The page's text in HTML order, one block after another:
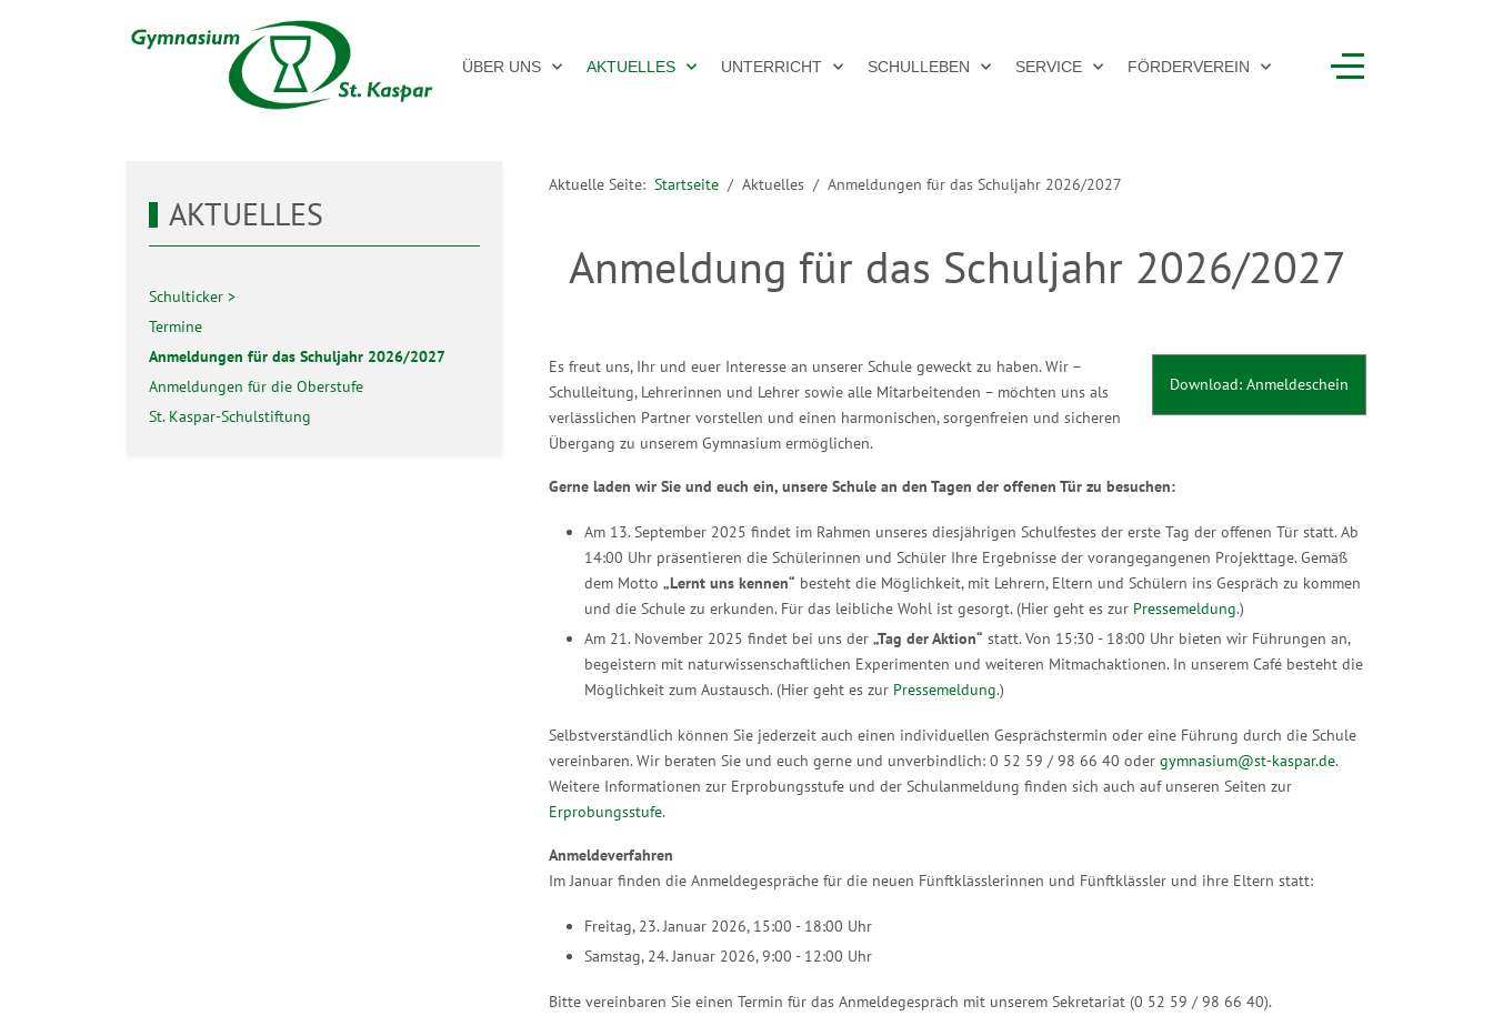
ÜBER UNS AKTUELLES UNTERRICHT SCHULLEBEN SERVICE FÖRDERVEREIN
AKTUELLES
Schulticker
Termine
Anmeldungen für das Schuljahr 2026/2027
Anmeldungen für die Oberstufe
St. Kaspar-Schulstiftung
Aktuelle Seite: Startseite Aktuelles Anmeldungen für das Schuljahr 2026/2027
Anmeldung für das Schuljahr 2026/2027
Download: Anmeldeschein
Es freut uns, Ihr und euer Interesse an unserer Schule geweckt zu haben. Wir –
Schulleitung, Lehrerinnen und Lehrer sowie alle Mitarbeitenden – möchten uns als
verlässlichen Partner vorstellen und einen harmonischen, sorgenfreien und sicheren
Übergang zu unserem Gymnasium ermöglichen.
Gerne laden wir Sie und euch ein, unsere Schule an den Tagen der offenen Tür zu besuchen:
Am 13. September 2025 findet im Rahmen unseres diesjährigen Schulfestes der erste Tag der offenen Tür statt. Ab
14:00 Uhr präsentieren die Schülerinnen und Schüler Ihre Ergebnisse der vorangegangenen Projekttage. Gemäß
dem Motto „Lernt uns kennen“ besteht die Möglichkeit, mit Lehrern, Eltern und Schülern ins Gespräch zu kommen
und die Schule zu erkunden. Für das leibliche Wohl ist gesorgt. (Hier geht es zur Pressemeldung.)
Am 21. November 2025 findet bei uns der „Tag der Aktion“ statt. Von 15:30 - 18:00 Uhr bieten wir Führungen an,
begeistern mit naturwissenschaftlichen Experimenten und weiteren Mitmachaktionen. In unserem Café besteht die
Möglichkeit zum Austausch. (Hier geht es zur Pressemeldung.)
Selbstverständlich können Sie jederzeit auch einen individuellen Gesprächstermin oder eine Führung durch die Schule
vereinbaren. Wir beraten Sie und euch gerne und unverbindlich: 0 52 59 / 98 66 40 oder gymnasium@st-kaspar.de.
Weitere Informationen zur Erprobungsstufe und der Schulanmeldung finden sich auch auf unseren Seiten zur
Erprobungsstufe.
Anmeldeverfahren
Im Januar finden die Anmeldegespräche für die neuen Fünftklässlerinnen und Fünftklässler und ihre Eltern statt:
Freitag, 23. Januar 2026, 15:00 - 18:00 Uhr
Samstag, 24. Januar 2026, 9:00 - 12:00 Uhr
Bitte vereinbaren Sie einen Termin für das Anmeldegespräch mit unserem Sekretariat (0 52 59 / 98 66 40).